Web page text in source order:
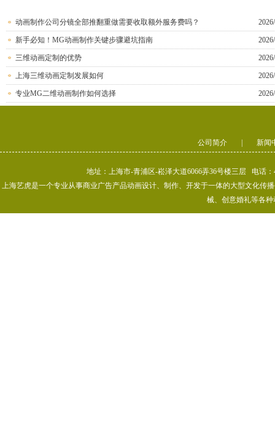
动画制作公司分镜全部推翻重做需要收取额外服务费吗？
新手必知！MG动画制作关键步骤避坑指南
三维动画定制的优势
上海三维动画定制发展如何
专业MG二维动画制作如何选择
公司简介 新闻
地址：上海市-青浦区-崧泽大道6066弄36号楼三层 电话
上海艺虎是一个专业从事商业广告产品动画设计、制作、开发于一体的大型文化传
械、创意婚礼等各